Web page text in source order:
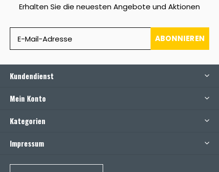
Erhalten Sie die neuesten Angebote und Aktionen
ABONNIEREN
Kundendienst
Mein Konto
Kategorien
Impressum